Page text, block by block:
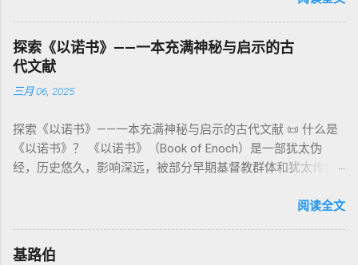
限 第11–15章讲述关于食物、疾病（如大麻风）、体液等“洁净
与不洁”的律例。其目的不是为了迷信或隔离，而是建立 圣洁与
秩序感 ，帮助以色列人活在神的同在中。 “洁净”不是等同于“无
罪”，而是不妨碍与神交往的状态。圣所是神居住之地，进入必
16章描述每年一次的“赎罪日”（Yom Kippur），大祭司进入至
心： 神愿意居住在人中间； 罪必须被遮盖才能维持这同在；
神主动提供遮罪之道（两个祭牲，特别是“为耶和华”的与“归于
亚撒泻勒”的）。 这预表...
：智慧训诫、“祸哉”、义人与恶人的结局等。 提示：另有《二
以诺书》（斯拉夫文）与《三以诺书》（希伯来文），属更晚
期以诺传统，不等同于《一以诺书》。 二、为什么重要？——
它是新约作者与读者共享的“语境词典” 1）新约中的直接/间接
呼应 犹大书14–15 几乎逐字引 1 Enoch 1:9（“主带着千万圣者
的“深渊囚禁”叙事共振。 彼后2:4 用“ 他他路斯 （Tartarus）”指
天使囚禁之所，贴近以诺传统语境。 福音书/启示录 中的“ 人子
来临与天使同来、坐在荣耀宝座审判列国 ”（太24–25；启1、
观 ：以诺将“巨人之灵”为游行污灵的渊源学解释，补给了新约
驱魔叙事背后的“灵界词库”（可1、路8；亦参弗6:12“执政掌
权”）。 阴间与审判意象 ：Sheol 的分区、册卷与火刑等图像，
世 记 1: 1）； 在 其他 语 境 中也 可 用于 复数 意义， 如 指 多
神、 属 灵 存在、 审判 官 等； 因此， 需 借助 上下文 判断 语
义 和 神学 定位 。 二、 希伯来 圣经 中 Elohim 的 主要 用法 与
示例 分类 类型 用法 说明 示例 经文 含义 1. 真神 指 以色列 的
所 崇拜 的 神祇 出 20: 3 假 神/ 偶像（ gods） 3. 属 灵 存在
神 的 众 子、 天使、 神圣 议会 成员 诗 82: 1, 申 32: 8– 9
神圣 存在（ divine beings） 4. 法官 被 委托 施行 神 审判者 出
权 代表 受托 执行 神 旨意 的 人（ 如 摩西） 出 7: 1 神 的 代言
人（ divine proxy） 6. 强调 威严 复数 形式 强调 尊贵 超自然 的
显现 撒 上 28: 13 灵界 显现 或 尊称（ majestic plural） 三、
探索《以诺书》——一本充满神秘与启示的古
代文献
三月 06, 2025
探索《以诺书》——一本充满神秘与启示的古代文献 📜 什么是
《以诺书》？ 《以诺书》（Book of Enoch）是一部犹太伪
经，历史悠久，影响深远，被部分早期基督教群体和犹太传统
的曾祖父——的名义写成，包含大量关于天使、堕落、审判和弥
行，神将他取去，他就不在世了。” 这一神秘的记载激发了后世
阅读全文
基路伯